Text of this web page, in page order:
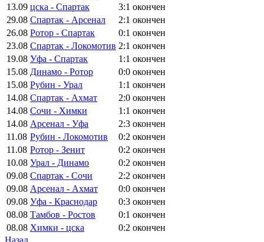
13.09 цска - Спартак 3:1 окончен
29.08 Спартак - Арсенал 2:1 окончен
26.08 Ротор - Спартак 0:1 окончен
23.08 Спартак - Локомотив 2:1 окончен
19.08 Уфа - Спартак 1:1 окончен
15.08 Динамо - Ротор 0:0 окончен
15.08 Рубин - Урал 1:1 окончен
14.08 Спартак - Ахмат 2:0 окончен
14.08 Сочи - Химки 1:1 окончен
14.08 Арсенал - Уфа 2:3 окончен
11.08 Рубин - Локомотив 0:2 окончен
11.08 Ротор - Зенит 0:2 окончен
10.08 Урал - Динамо 0:2 окончен
09.08 Спартак - Сочи 2:2 окончен
09.08 Арсенал - Ахмат 0:0 окончен
09.08 Уфа - Краснодар 0:3 окончен
08.08 Тамбов - Ростов 0:1 окончен
08.08 Химки - цска 0:2 окончен
Назад